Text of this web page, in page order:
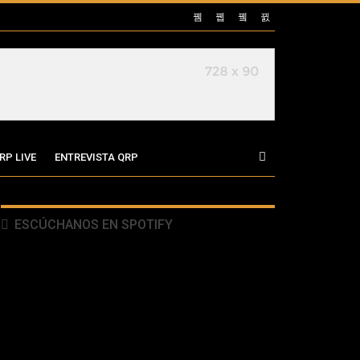
LIVE ENTREVISTA QRP
ESCÚCHANOS EN SPOTIFY